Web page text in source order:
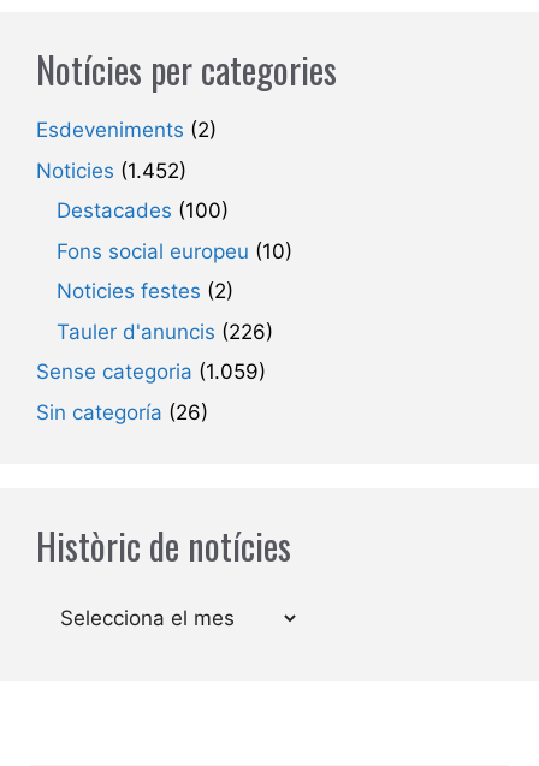
Notícies per categories
Esdeveniments (2)
Noticies (1.452)
Destacades (100)
Fons social europeu (10)
Noticies festes (2)
Tauler d'anuncis (226)
Sense categoria (1.059)
Sin categoría (26)
Històric de notícies
Arxius